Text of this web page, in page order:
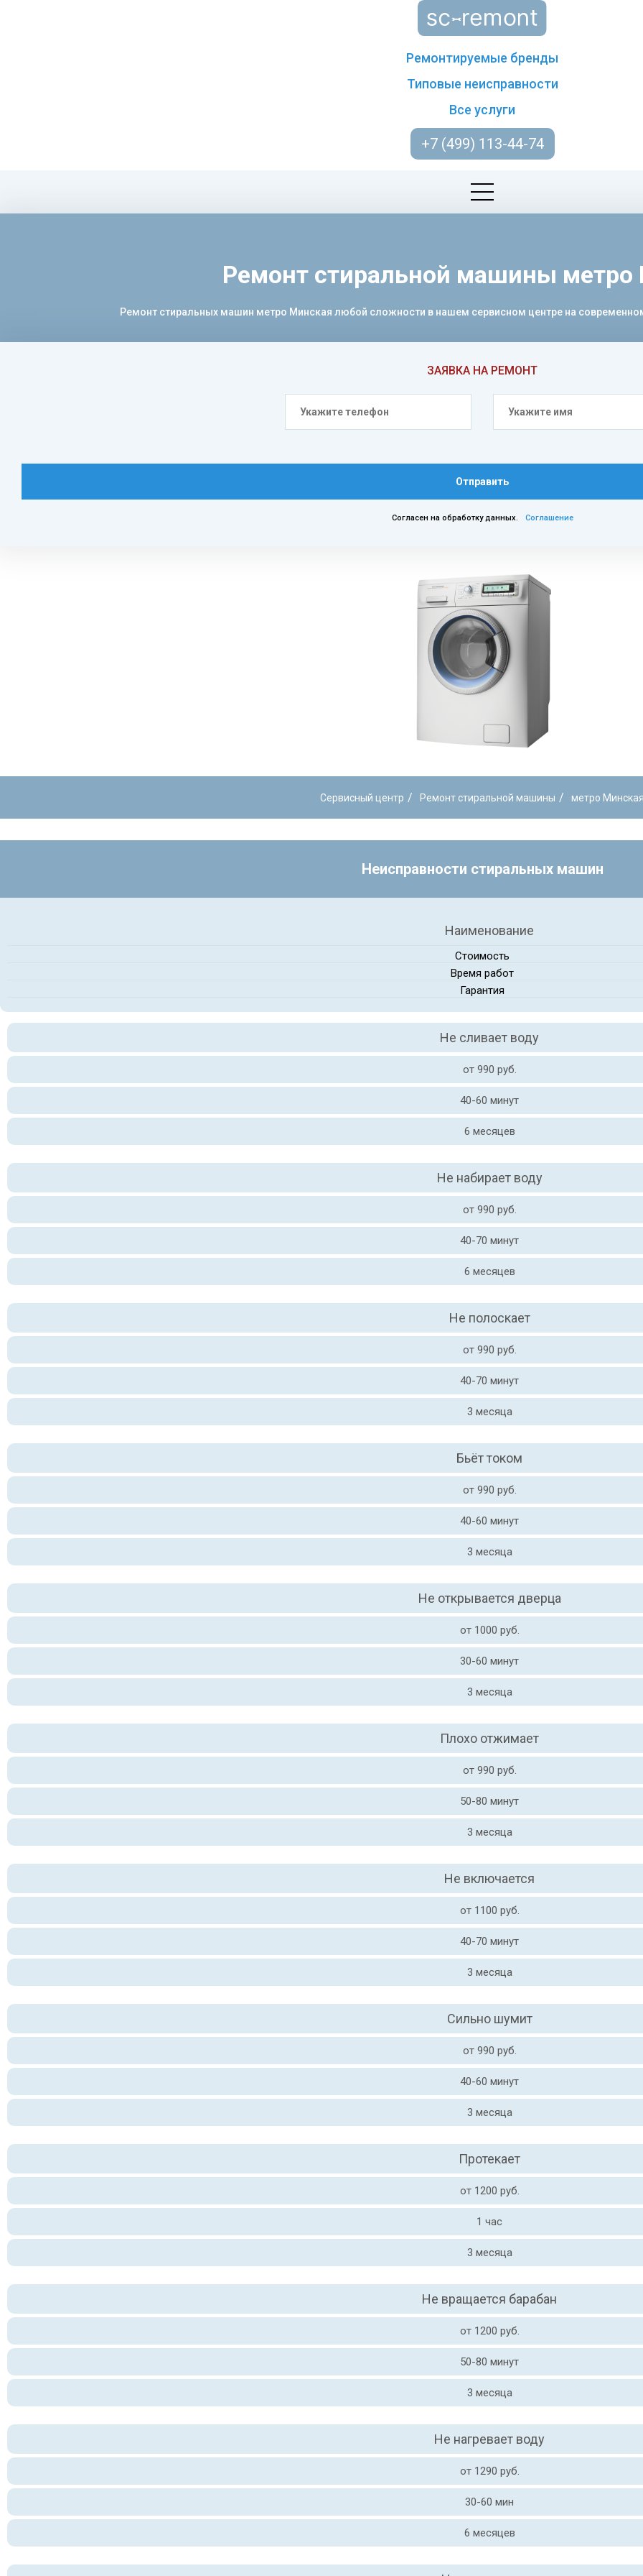
Ремонтируемые бренды
Типовые неисправности
Все услуги
+7 (499) 113-44-74
ЗАЯВКА НА РЕМОНТ
Отправить
Согласен на обработку данных. Соглашение
Ремонт стиральной машины метро
Ремонт стиральных машин метро Минская любой сложности в нашем сервисном центре на
Сервисный центр / Ремонт стиральной машины / метро
Неисправности стиральных машин
Наименование
Стоимость
Время работ
Гарантия
Не сливает воду
от 990 руб.
40-60 минут
6 месяцев
Не набирает воду
от 990 руб.
40-70 минут
6 месяцев
Не полоскает
от 990 руб.
40-70 минут
3 месяца
Бьёт током
от 990 руб.
40-60 минут
3 месяца
Не открывается дверца
от 1000 руб.
30-60 минут
3 месяца
Плохо отжимает
от 990 руб.
50-80 минут
3 месяца
Не включается
от 1100 руб.
40-70 минут
3 месяца
Сильно шумит
от 990 руб.
40-60 минут
3 месяца
Протекает
от 1200 руб.
1 час
3 месяца
Не вращается барабан
от 1200 руб.
50-80 минут
3 месяца
Не нагревает воду
от 1290 руб.
30-60 мин
6 месяцев